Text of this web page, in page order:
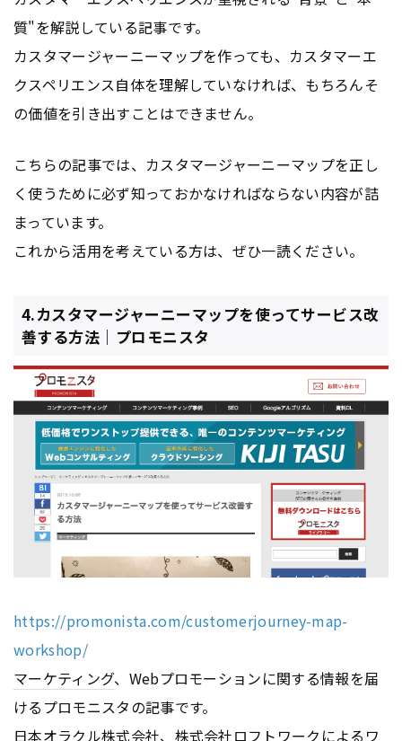
質"を解説している記事です。
カスタマージャーニーマップを作っても、カスタマーエ
クスペリエンス自体を理解していなければ、もちろんそ
の価値を引き出すことはできません。
こちらの記事では、カスタマージャーニーマップを正し
く使うために必ず知っておかなければならない内容が詰
まっています。
これから活用を考えている方は、ぜひ一読ください。
4.カスタマージャーニーマップを使ってサービス改
善する方法｜プロモニスタ
https://promonista.com/customerjourney-map-
workshop/
マーケティング、Webプロモーションに関する情報を届
けるプロモニスタの記事です。
日本オラクル株式会社、株式会社ロフトワークによるワ